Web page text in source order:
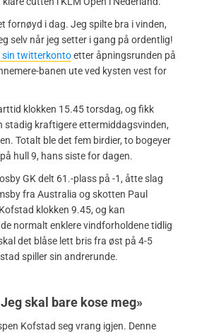
fornøyd i dag. Jeg spilte bra i vinden,
selv når jeg setter i gang på ordentlig!
sin twitterkontoetter åpningsrunden på
banen ute ved kysten vest for
klokken 15.45 torsdag, og fikk
stadig kraftigere ettermiddagsvinden,
Totalt ble det fem birdier, to bogeyer
hull 9, hans siste for dagen.
GK delt 61.-plass på -1, åtte slag
fra Australia og skotten Paul
klokken 9.45, og kan
normalt enklere vindforholdene tidlig
det blåse lett bris fra øst på 4-5
spiller sin andrerunde.
skal bare kose meg»
Kofstad seg vrang igjen. Denne